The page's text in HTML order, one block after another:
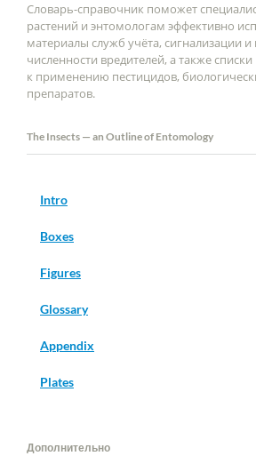
Словарь-справочник поможет
растений и энтомологам эффективно
материалы служб учёта, сигнализации и
численности вредителей, а также
к применению пестицидов,
препаратов.
The Insects — an Outline of Entomology
Intro
Boxes
Figures
Glossary
Appendix
Plates
Дополнительно